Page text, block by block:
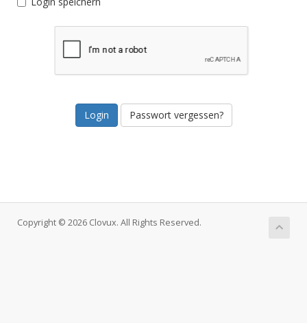
Passwort vergessen?
Copyright © 2026 Clovux. All Rights Reserved.